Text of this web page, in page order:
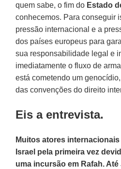
quem sabe, o fim do Estado
conhecemos. Para conseguir
pressão internacional e a
dos países europeus para
sua responsabilidade legal e
imediatamente o fluxo de
está cometendo um
das convenções do direito
Eis a entrevista.
Muitos atores
Israel pela primeira vez
uma incursão em Rafah.